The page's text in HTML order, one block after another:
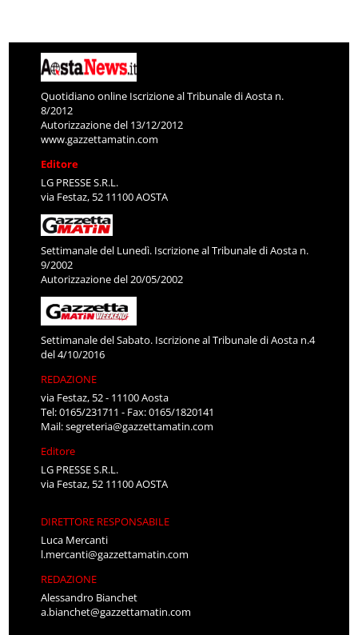
Quotidiano online Iscrizione al Tribunale di Aosta n.
8/2012
Autorizzazione del 13/12/2012
www.gazzettamatin.com
Editore
LG PRESSE S.R.L.
via Festaz, 52 11100 AOSTA
Settimanale del Lunedì. Iscrizione al Tribunale di Aosta n.
9/2002
Autorizzazione del 20/05/2002
Settimanale del Sabato. Iscrizione al Tribunale di Aosta n.4
del 4/10/2016
REDAZIONE
via Festaz, 52 - 11100 Aosta
Tel: 0165/231711 - Fax: 0165/1820141
Mail:segreteria@gazzettamatin.com
Editore
LG PRESSE S.R.L.
via Festaz, 52 11100 AOSTA
DIRETTORE RESPONSABILE
Luca Mercanti
l.mercanti@gazzettamatin.com
REDAZIONE
Alessandro Bianchet
a.bianchet@gazzettamatin.com